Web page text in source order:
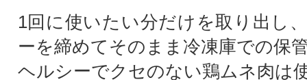
1回に使いたい分だけを取り出し
ーを締めてそのまま冷凍庫での保
ヘルシーでクセのない鶏ムネ肉は